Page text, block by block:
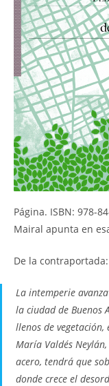
Página. ISBN: 978-
Mairal apunta en
De la contraportada:
La intemperie
la ciudad de Buenos
llenos de
María Valdés
acero, tendrá que
donde crece el